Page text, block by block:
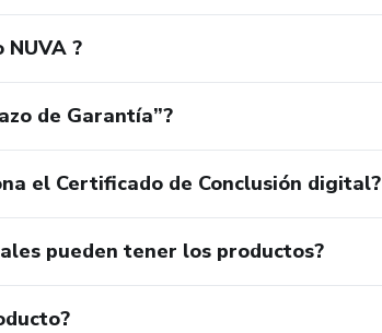
NUVA ?
de Garantía”?
el Certificado de Conclusión digital?
pueden tener los productos?